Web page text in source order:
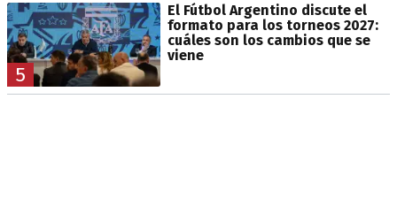
5
El Fútbol Argentino discute el
formato para los torneos 2027:
cuáles son los cambios que se
viene